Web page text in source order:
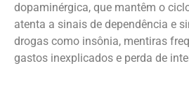
dopaminérgica, que mantêm o
atenta a sinais de dependência e
drogas como insônia, mentiras
gastos inexplicados e perda de